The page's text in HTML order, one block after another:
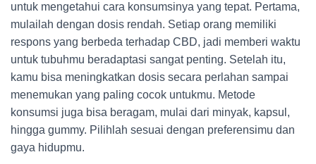
untuk mengetahui cara konsumsinya yang tepat. Pertama,
mulailah dengan dosis rendah. Setiap orang memiliki
respons yang berbeda terhadap CBD, jadi memberi waktu
untuk tubuhmu beradaptasi sangat penting. Setelah itu,
kamu bisa meningkatkan dosis secara perlahan sampai
menemukan yang paling cocok untukmu. Metode
konsumsi juga bisa beragam, mulai dari minyak, kapsul,
hingga gummy. Pilihlah sesuai dengan preferensimu dan
gaya hidupmu.